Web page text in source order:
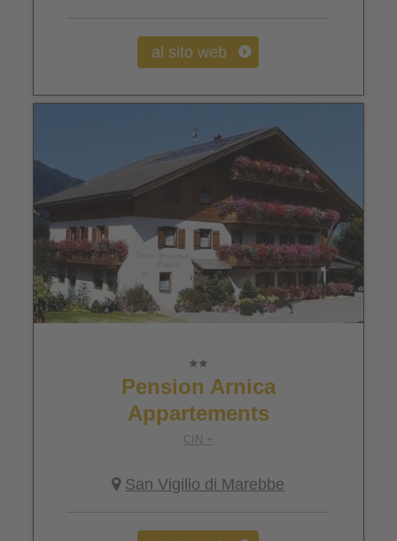
al sito web
Pension Arnica
Appartements
CIN +
San Vigilio di Marebbe